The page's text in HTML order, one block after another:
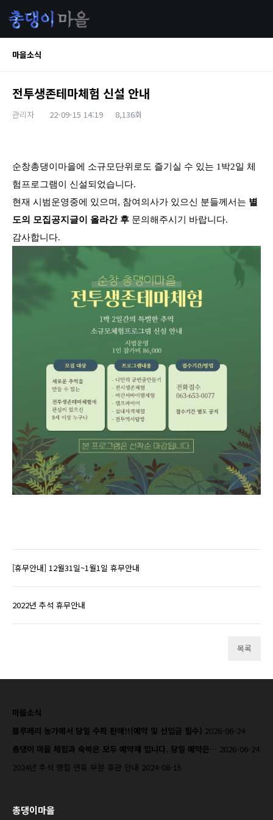
마을소식
전투생존테마체험 신설 안내
관리자 22-09-15 14:19 8,136회
본문
순창총댕이마을에 소규모단위로도 즐기실 수 있는 1박2일 체
험프로그램이 신설되었습니다.
현재 시범운영중에 있으며, 참여의사가 있으신 분들께서는 별
도의 모집공지글이 올라간 후 문의해주시기 바랍니다.
감사합니다.
[휴무안내] 12월31일~1월1일 휴무안내
2022년 추석 휴무안내
목록
마을소식
블루베리 농가에서 당일 수확 판매!!(예약 및 선입금 필수) 2026-06-24
총댕이 마을 체험과 숙박은 모두 예약제 입니다. 당일 예약은… 2026-06-24
2024년 추석 명절 연휴 부분 휴관 안내 2024-08-15
총댕이마을